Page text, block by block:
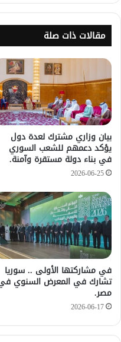
مقالات ذات صلة
بيان وزاري مشترك لعدة دول
يؤكد دعمهم للشعب السوري
في بناء دولة مستقرة وآمنة.
2026-06-25
في مشاركتها الأولى .. سوريا
تشارك في المعرض السنوي
مصر.
2026-06-17